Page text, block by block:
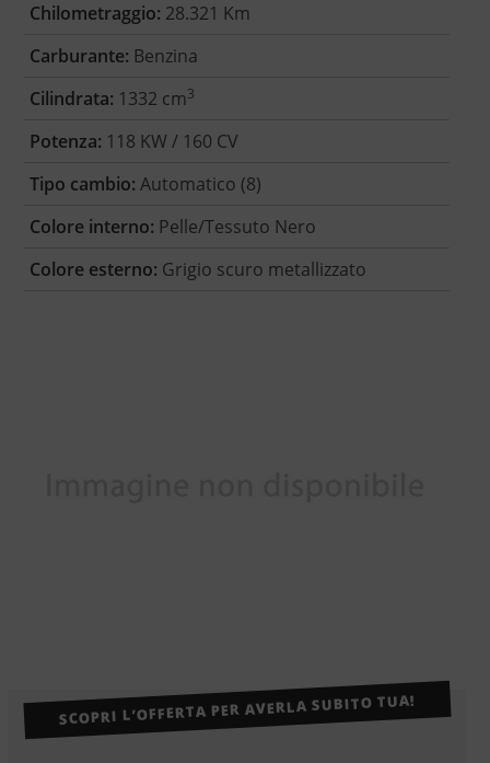
Chilometraggio: 28.321 Km
Carburante: Benzina
Cilindrata: 1332 cm3
Potenza: 118 KW / 160 CV
Tipo cambio: Automatico (8)
Colore interno: Pelle/Tessuto Nero
Colore esterno: Grigio scuro metallizzato
SCOPRI L’OFFERTA PER AVERLA SUBITO TUA!